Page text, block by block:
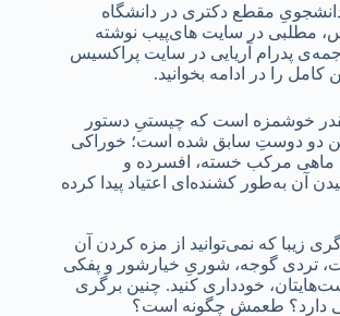
مقطع دکتری در دانشگاه
مطلبی در سایت های‌پیب نوشته
پدرام آریایی در سایت پراکسیس
را در ادامه بخوانید.
خوشمزه است که چیستیِ دستور
دو دوستِ سابق شده است؛ خوراکی
ماهی مرکب خسته، افسرده و
آن به‌طور کشنده‌ای اعتیاد پیدا کرده
زیبا که نمی‌توانید از مزه کردن آن
تردی گوجه، شوریِ خیارشور و پفکی
خودداری کنید. چنین برگری
دارد؟ طعمش چگونه است؟